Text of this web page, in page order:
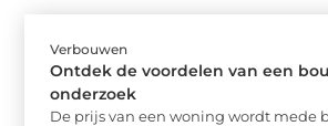
Verbouwen
Ontdek de voordelen van een
onderzoek
De prijs van een woning wordt mede